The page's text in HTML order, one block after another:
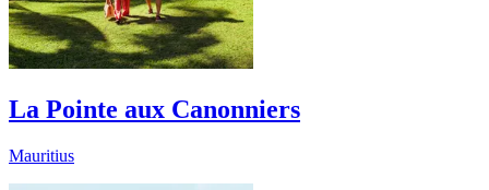
La Pointe aux Canonniers
Mauritius